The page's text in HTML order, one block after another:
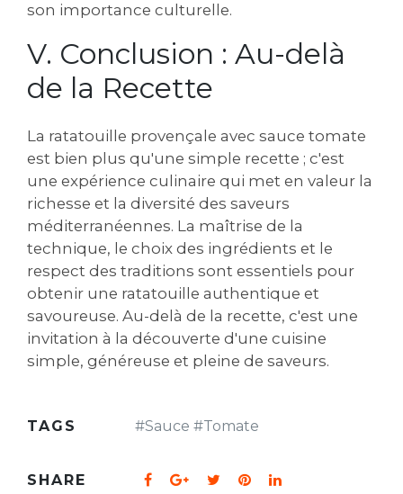
son importance culturelle.
V. Conclusion : Au-delà
de la Recette
La ratatouille provençale avec sauce tomate
est bien plus qu'une simple recette ; c'est
une expérience culinaire qui met en valeur la
richesse et la diversité des saveurs
méditerranéennes. La maîtrise de la
technique‚ le choix des ingrédients et le
respect des traditions sont essentiels pour
obtenir une ratatouille authentique et
savoureuse. Au-delà de la recette‚ c'est une
invitation à la découverte d'une cuisine
simple‚ généreuse et pleine de saveurs.
TAGS #Sauce #Tomate
SHARE